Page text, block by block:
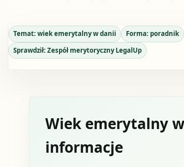
Temat: wiek emerytalny w danii Forma: poradnik
Sprawdził: Zespół merytoryczny LegalUp
Wiek emerytalny
informacje